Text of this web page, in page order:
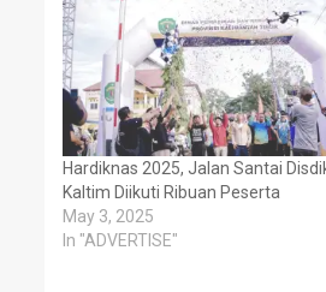
Hardiknas 2025, Jalan Santai
Kaltim Diikuti Ribuan Peserta
May 3, 2025
In "ADVERTISE"